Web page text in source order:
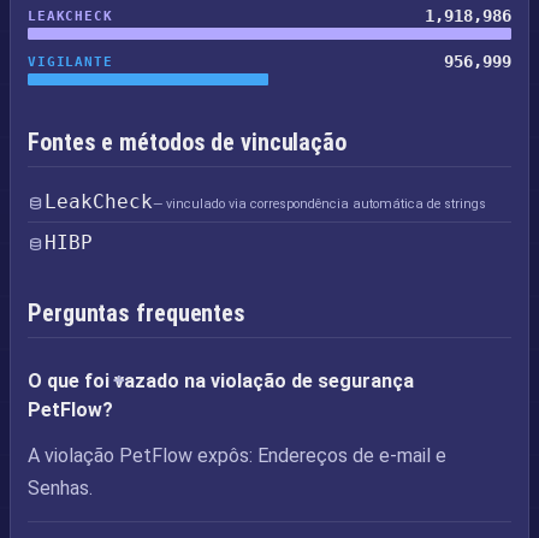
LEAKCHECK 1,918,986
VIGILANTE 956,999
Fontes e métodos de vinculação
LeakCheck— vinculado via correspondência automática de strings
HIBP
Perguntas frequentes
O que foi vazado na violação de segurança
PetFlow?
A violação PetFlow expôs: Endereços de e-mail e
Senhas.